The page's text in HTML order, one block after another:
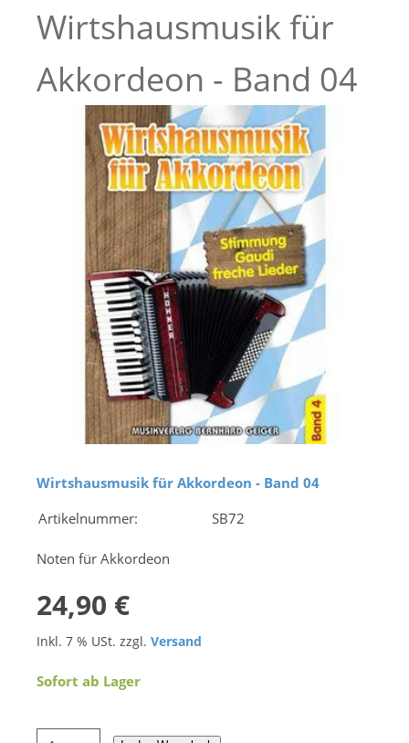
Wirtshausmusik für
Akkordeon - Band 04
Wirtshausmusik für Akkordeon - Band 04
Artikelnummer:
SB72
Noten für Akkordeon
24,90 €
Inkl. 7 % USt. zzgl. Versand
Sofort ab Lager